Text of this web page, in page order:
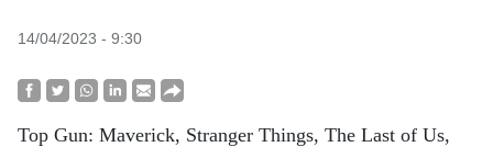
14/04/2023 - 9:30
Top Gun: Maverick, Stranger Things, The Last of Us,